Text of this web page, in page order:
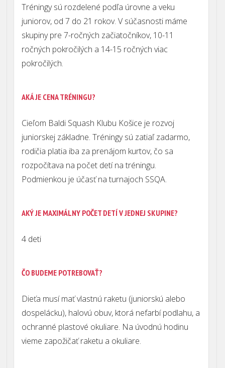
Tréningy sú rozdelené podľa úrovne a veku
juniorov, od 7 do 21 rokov. V súčasnosti máme
skupiny pre 7-ročných začiatočníkov, 10-11
ročných pokročilých a 14-15 ročných viac
pokročilých.
AKÁ JE CENA TRÉNINGU?
Cieľom Baldi Squash Klubu Košice je rozvoj
juniorskej základne. Tréningy sú zatiaľ zadarmo,
rodičia platia iba za prenájom kurtov, čo sa
rozpočítava na počet detí na tréningu.
Podmienkou je účasť na turnajoch SSQA.
AKÝ JE MAXIMÁLNY POČET DETÍ V JEDNEJ SKUPINE?
4 deti
ČO BUDEME POTREBOVAŤ?
Dieťa musí mať vlastnú raketu (juniorskú alebo
dospelácku), halovú obuv, ktorá nefarbí podlahu, a
ochranné plastové okuliare. Na úvodnú hodinu
vieme zapožičať raketu a okuliare.